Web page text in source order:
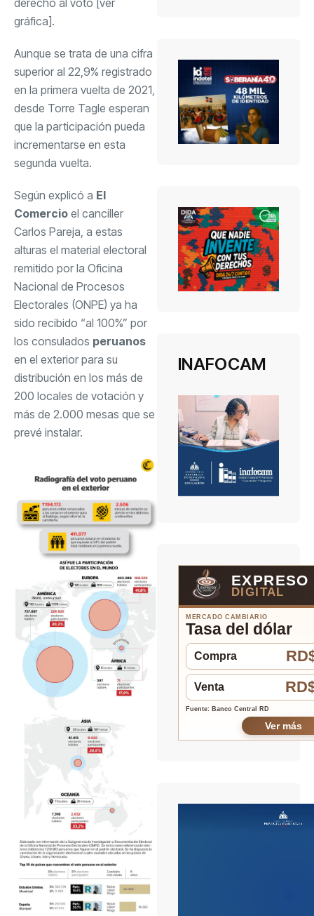
derecho al voto [ver
gráfica].
Aunque se trata de una cifra
superior al 22,9% registrado
en la primera vuelta de 2021,
desde Torre Tagle esperan
que la participación pueda
incrementarse en esta
segunda vuelta.
Según explicó a El
Comercio el canciller
Carlos Pareja, a estas
alturas el material electoral
remitido por la Oficina
Nacional de Procesos
Electorales (ONPE) ya ha
sido recibido “al 100%” por
los consulados peruanos
en el exterior para su
distribución en los más de
200 locales de votación y
más de 2.000 mesas que se
prevé instalar.
INAFOCAM
EXPRESO
DIGITAL
MERCADO CAMBIARIO
Tasa del dólar
Compra
Venta
Fuente: Banco Central RD
Ver más